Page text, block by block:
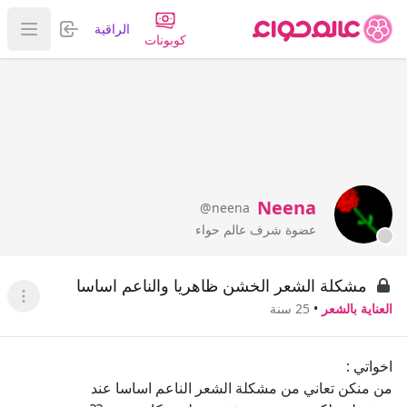
كوبونات
الراقية تسجيل
عرض
Neena
@neena
عضوة شرف عالم حواء
مشكلة الشعر الخشن ظاهريا والناعم اساسا
العناية بالشعر • 25 سنة عرض
اخواتي :
من منكن تعاني من مشكلة الشعر الناعم اساسا عند